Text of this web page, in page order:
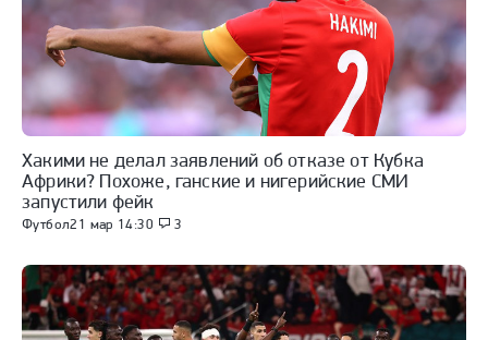
Футбол21 мар 14:30 3
Хакими не делал заявлений об отказе от Кубка
Африки? Похоже, ганские и нигерийские СМИ
запустили фейк